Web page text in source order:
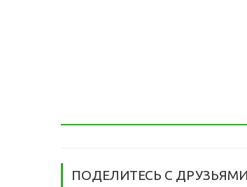
ПОДЕЛИТЕСЬ С ДРУЗЬЯМИ